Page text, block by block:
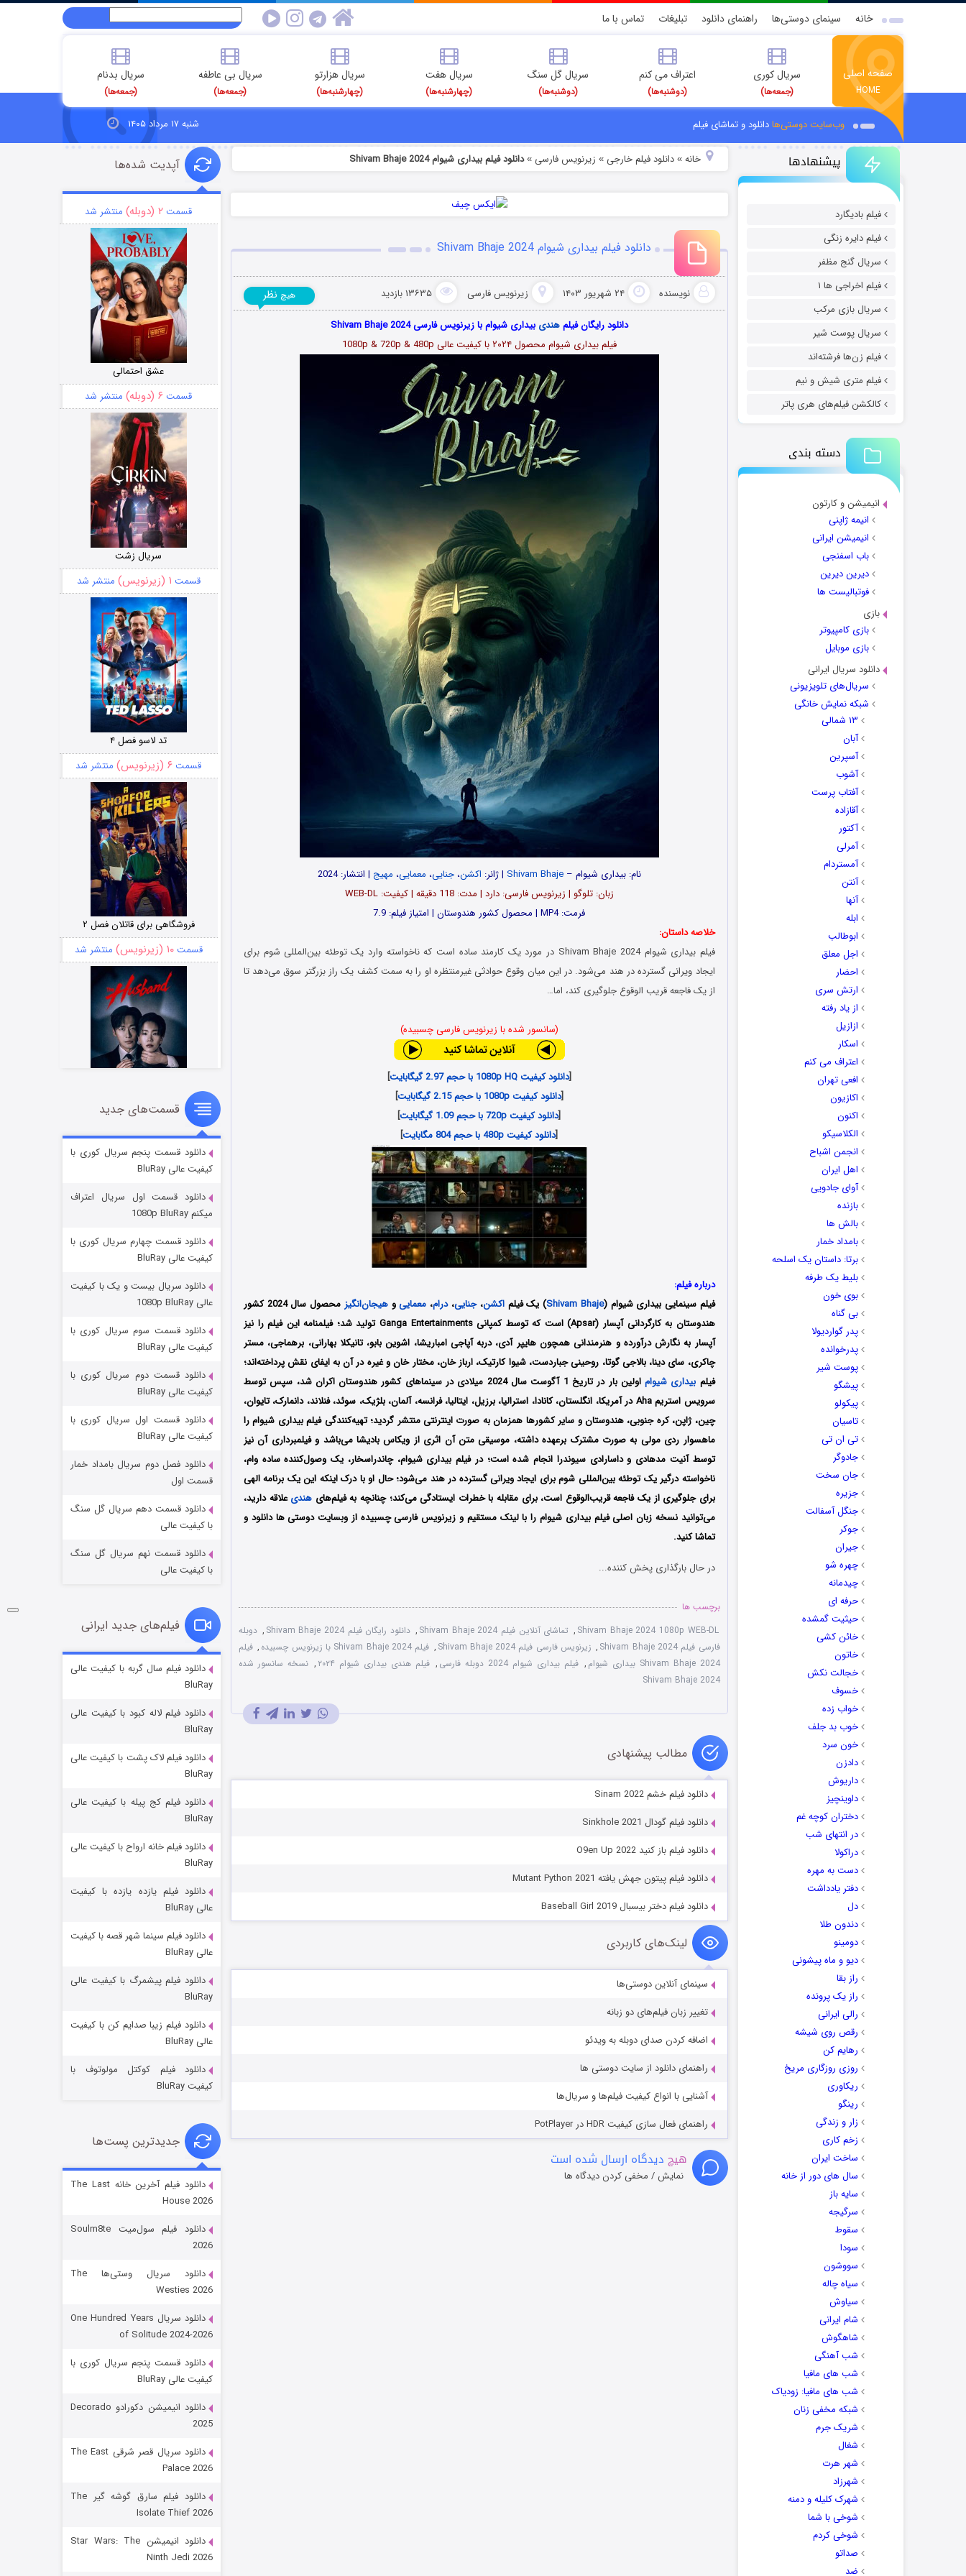
خانه سینمای دوستی‌ها راهنمای دانلود تبلیغات تماس با ما
صفحه اصلی
HOME
سریال کوری
(جمعه‌ها)
اعتراف می کنم
(دوشنبه‌ها)
سریال گل سنگ
(دوشنبه‌ها)
سریال هفت
(چهارشنبه‌ها)
سریال هزارتو
(چهارشنبه‌ها)
سریال بی عاطفه
(جمعه‌ها)
سریال بدنام
(جمعه‌ها)
وب‌سایت دوستی‌هادانلود و تماشای فیلم شنبه ۱۷ مرداد ۱۴۰۵
پیشنهادها
فیلم بادیگارد
فیلم دایره زنگی
سریال گنج مظفر
فیلم اخراجی ها ۱
سریال بازی مرکب
سریال پوست شیر
فیلم زن‌ها فرشته‌اند
فیلم متری شیش و نیم
کالکشن فیلم‌های هری پاتر
دسته بندی
انیمیشن و کارتون
انیمه ژاپنی
انیمیشن ایرانی
باب اسفنجی
دیرین دیرین
فوتبالیست ها
بازی
بازی کامپیوتر
بازی موبایل
دانلود سریال ایرانی
سریال‌های تلویزیونی
شبکه نمایش خانگی
۱۳ شمالی
آبان
آسپرین
آشوب
آفتاب پرست
آقازاده
آکتور
آمرلی
آمستردام
آنتن
آنها
ابله
ابوطالب
اجل معلق
احضار
ارتش سری
از یاد رفته
ازازیل
اسکار
اعتراف می کنم
افعی تهران
اکازیون
اکنون
الکلاسیکو
انجمن اشباح
اهل ایران
آوای جادویی
بازنده
بالش ها
بامداد خمار
برتا: داستان یک اسلحه
بلیط یک‌‌ طرفه
بوی خون
بی گناه
پدر گواردیولا
پدرخوانده
پوست شیر
پیشگو
پیکولو
تاسیان
تی ان تی
جادوگر
جان سخت
جزیره
جنگل آسفالت
جوکر
جیران
چهره شو
چیدمانه
حرفه ای
حیثیت گمشده
خائن کشی
خاتون
خجالت نکش
خسوف
خواب زده
خوب بد جلف
خون سرد
دادزن
داریوش
داوینچیز
دختران کوچه غم
در انتهای شب
دراکولا
دست به مهره
دفتر یادداشت
دل
دندون طلا
دومینو
دیو و ماه پیشونی
راز بقا
راز یک پرونده
رالی ایرانی
رقص روی شیشه
رهایم کن
روزی روزگاری مریخ
ریکاوری
رینگو
زار و زندگی
زخم کاری
ساخت ایران
سال های دور از خانه
سایه باز
سرگیجه
سقوط
سودا
سووشون
سیاه چاله
سیاوش
شام ایرانی
شاهگوش
شب آهنگی
شب های مافیا
شب های مافیا: زودیاک
شبکه مخفی زنان
شریک جرم
شغال
شهر هرت
شهرزاد
شهرک کلیله و دمنه
شوخی با شما
شوخی کردم
صداتو
ضد
خانه» دانلود فیلم خارجی » زیرنویس فارسی »دانلود فیلم بیداری شیوام Shivam Bhaje 2024
دانلود فیلم بیداری شیوام Shivam Bhaje 2024
نویسنده ۲۴ شهریور ۱۴۰۳ زیرنویس فارسی ۱۳۶۳۵ بازدید هیچ نظر
دانلود رایگان فیلمهندی بیداری شیوام با زیرنویس فارسی Shivam Bhaje 2024
فیلم بیداری شیوام محصول ۲۰۲۴
با کیفیت عالی 1080p & 720p & 480p
نام: بیداری شیوام –Shivam Bhaje | ژانر: اکشن،جنایی، معمایی، مهیج | انتشار: 2024
زبان: تلوگو | زیرنویس فارسی: دارد | مدت: 118 دقیقه | کیفیت: WEB-DL
فرمت: MP4 | محصول کشور هندوستان | امتیاز فیلم: 7.9
خلاصه داستان:
فیلم بیداری شیوام
Shivam Bhaje 2024 در مورد یک کارمند ساده است که ناخواسته وارد یک توطئه‌ بین‌المللی شوم برای
ایجاد ویرانی گسترده در هند می‌شود. در این میان وقوع حوادثی غیرمنتظره‌ او را به سمت کشف یک راز بزرگتر سوق می‌دهد تا
از یک فاجعه قریب الوقوع جلوگیری کند، اما…
(سانسور شده با زیرنویس فارسی چسبیده)
[دانلود کیفیت 1080p HQ با حجم 2.97 گیگابایت
]
[دانلود کیفیت 1080p با حجم 2.15 گیگابایت
]
[دانلود کیفیت 720p با حجم 1.09 گیگابایت
]
[دانلود کیفیت 480p با حجم 804 مگابایت ]
درباره فیلم:
فیلم سینمایی بیداری شیوام (
Shivam Bhaje) یک فیلماکشن،جنایی،درام، معماییوهیجان‌انگیز
محصول سال 2024 کشور
هندوستان به کارگردانی آپسار (Apsar) است که توسط کمپانی‌ Ganga Entertainments تولید شد؛ فیلمنامه این فیلم را نیز
آپسار به نگارش درآورده و هنرمندانی همچون هایپر آدی، دربه آپاجی امباریشا، اشوین بابو، تانیکلا بهارانی، برهماجی، مستر
چاکری، سای دینا، بالاجی گوتا، روحینی جباردست، شیوا کارتیک، ارباز خان، مختار خان و غیره در آن به ایفای نقش پرداخته‌اند؛
فیلم بیداری شیوام
اولین بار در تاریخ 1 آگوست سال 2024 میلادی در سینماهای کشور هندوستان اکران شد، سپس توسط
سرویس استریم Aha در آمریکا، انگلستان، کانادا، استرالیا، برزیل، ایتالیا، فرانسه، آلمان، بلژیک، سوئد، فنلاند، دانمارک، تایوان،
چین، ژاپن، کره جنوبی، هندوستان و سایر کشورها همزمان به صورت اینترنتی منتشر گردید؛ تهیه‌کنندگی فیلمبیداری شیوامرا
ماهسوار ردی مولی به صورت مشترک برعهده داشته، موسیقی متن آن اثری از ویکاس بادیشا می‌باشد و فیلمبرداری آن نیز
توسط آنیت مدهادی و داسارادی سیوندرا انجام شده است؛ در فیلم بیداری شیوام، چاندراسخار، یک وصول‌کننده ساده وام،
ناخواسته درگیر یک توطئه بین‌المللی شوم برای ایجاد ویرانی گسترده در هند می‌شود؛ حال او با درک اینکه این یک برنامه الهی
برای جلوگیری از یک فاجعه قریب‌الوقوع است، برای مقابله با خطرات ایستادگی می‌کند؛ چنانچه به فیلم‌های هندیعلاقه دارید،
می‌توانید نسخه زبان اصلی فیلمبیداری شیوام را با ‌لینک مستقیم و زیرنویس فارسی چسبیده از وبسایت دوستی ها دانلود و
تماشا کنید.
در حال بارگذاری پخش کننده...
برچسب ها
Shivam Bhaje 2024 1080p WEB-DL
, تماشای آنلاین فیلم Shivam Bhaje 2024 , دانلود رایگان فیلم Shivam Bhaje 2024 , دوبله
فارسی فیلم Shivam Bhaje 2024
, زیرنویس فارسی فیلم Shivam Bhaje 2024 , فیلم Shivam Bhaje 2024 با زیرنویس چسبیده , فیلم
Shivam Bhaje 2024 بیداری شیوام
, فیلم بیداری شیوام 2024 دوبله فارسی , فیلم هندی بیداری شیوام ۲۰۲۴ , نسخه سانسور شده
Shivam Bhaje 2024
مطالب پیشنهادی
دانلود فیلم خشم Sinam 2022
دانلود فیلم گودال Sinkhole 2021
دانلود فیلم باز کنید O9en Up 2022
دانلود فیلم پیتون جهش یافته Mutant Python 2021
دانلود فیلم دختر بیسبال Baseball Girl 2019
لینک‌های کاربردی
سینمای آنلاین دوستی‌ها
تغییر زبان فیلم‌های دو زبانه
اضافه کردن صدای دوبله به ویدئو
راهنمای دانلود از سایت دوستی ها
آشنایی با انواع کیفیت فیلم‌ها و سریال‌ها
راهنمای فعال سازی کیفیت HDR در PotPlayer
هیچ دیدگاه ارسال شده است
نمایش / مخفی کردن دیدگاه ها
آپدیت شده‌ها
قسمت ۲ (دوبله) منتشر شد
عشق احتمالی
قسمت ۶ (دوبله) منتشر شد
سریال زشت
قسمت ۱ (زیرنویس) منتشر شد
تد لاسو فصل ۴
قسمت ۶ (زیرنویس) منتشر شد
فروشگاهی برای قاتلان فصل ۲
قسمت۱۰ (زیرنویس) منتشر شد
شوهر
قسمت۸ (زیرنویس) منتشر شد
عملیات آپارتمان
مردگان متحرک: شهر مرده ۳
قسمت ۲ (زیرنویس) منتشر شد
شکست استوارت در نجات جهان
قسمت
شوگر فصل ۲
خاندان اژدها فصل ۳
قسمت
باب اسفنجی فصل ۱۷
قسمت
قسمت‌های جدید
دانلود قسمت پنجم سریال کوری با
کیفیت عالی BluRay
دانلود قسمت اول سریال اعتراف
میکنم 1080p BluRay
دانلود قسمت چهارم سریال کوری با
کیفیت عالی BluRay
دانلود سریال بیست و یک با کیفیت
عالی 1080p BluRay
دانلود قسمت سوم سریال کوری با
کیفیت عالی BluRay
دانلود قسمت دوم سریال کوری با
کیفیت عالی BluRay
دانلود قسمت اول سریال کوری با
کیفیت عالی BluRay
دانلود فصل دوم سریال بامداد خمار
قسمت اول
دانلود قسمت دهم سریال گل سنگ
با کیفیت عالی
دانلود قسمت نهم سریال گل سنگ
با کیفیت عالی
فیلم‌های جدید ایرانی
دانلود فیلم سال گربه با کیفیت عالی
BluRay
دانلود فیلم لاله کبود با کیفیت عالی
BluRay
دانلود فیلم لاک پشت با کیفیت عالی
BluRay
دانلود فیلم کج‌ پیله با کیفیت عالی
BluRay
دانلود فیلم خانه ارواح با کیفیت عالی
BluRay
دانلود فیلم یازده یازده با کیفیت
عالی BluRay
دانلود فیلم سینما شهر قصه با کیفیت
عالی BluRay
دانلود فیلم پیشمرگ با کیفیت عالی
BluRay
دانلود فیلم زیبا صدایم کن با کیفیت
عالی BluRay
دانلود فیلم کوکتل مولوتوف با
کیفیت BluRay
جدیدترین پست‌ها
دانلود فیلم آخرین خانه The Last
House 2026
دانلود فیلم سول‌میت Soulm8te
2026
دانلود سریال وستی‌ها The
Westies 2026
دانلود سریال One Hundred Years
of Solitude 2024-2026
دانلود قسمت پنجم سریال کوری با
کیفیت عالی BluRay
دانلود انیمیشن دکورادو Decorado
2025
دانلود سریال قصر شرقی The East
Palace 2026
دانلود فیلم سارق گوشه گیر The
Isolate Thief 2026
دانلود انیمیشن Star Wars: The
Ninth Jedi 2026